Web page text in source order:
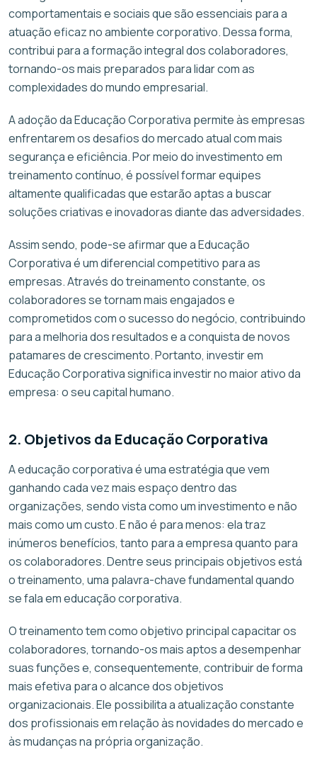
comportamentais e sociais que são essenciais para a
atuação eficaz no ambiente corporativo. Dessa forma,
contribui para a formação integral dos colaboradores,
tornando-os mais preparados para lidar com as
complexidades do mundo empresarial.
A adoção da Educação Corporativa permite às empresas
enfrentarem os desafios do mercado atual com mais
segurança e eficiência. Por meio do investimento em
treinamento contínuo, é possível formar equipes
altamente qualificadas que estarão aptas a buscar
soluções criativas e inovadoras diante das adversidades.
Assim sendo, pode-se afirmar que a Educação
Corporativa é um diferencial competitivo para as
empresas. Através do treinamento constante, os
colaboradores se tornam mais engajados e
comprometidos com o sucesso do negócio, contribuindo
para a melhoria dos resultados e a conquista de novos
patamares de crescimento. Portanto, investir em
Educação Corporativa significa investir no maior ativo da
empresa: o seu capital humano.
2. Objetivos da Educação Corporativa
A educação corporativa é uma estratégia que vem
ganhando cada vez mais espaço dentro das
organizações, sendo vista como um investimento e não
mais como um custo. E não é para menos: ela traz
inúmeros benefícios, tanto para a empresa quanto para
os colaboradores. Dentre seus principais objetivos está
o treinamento, uma palavra-chave fundamental quando
se fala em educação corporativa.
O treinamento tem como objetivo principal capacitar os
colaboradores, tornando-os mais aptos a desempenhar
suas funções e, consequentemente, contribuir de forma
mais efetiva para o alcance dos objetivos
organizacionais. Ele possibilita a atualização constante
dos profissionais em relação às novidades do mercado e
às mudanças na própria organização.